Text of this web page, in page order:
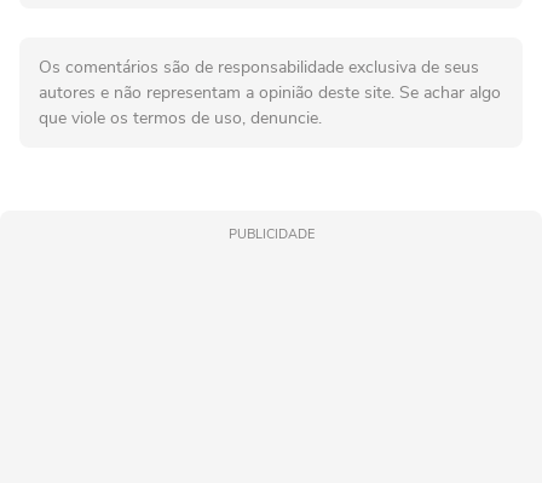
Os comentários são de responsabilidade exclusiva de seus
autores e não representam a opinião deste site. Se achar algo
que viole os termos de uso, denuncie.
PUBLICIDADE